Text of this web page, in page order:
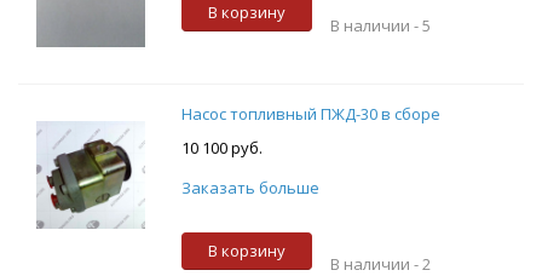
В корзину
В наличии -5
Насос топливный ПЖД-30 в сборе
10 100 руб.
Заказать больше
В корзину
В наличии -2